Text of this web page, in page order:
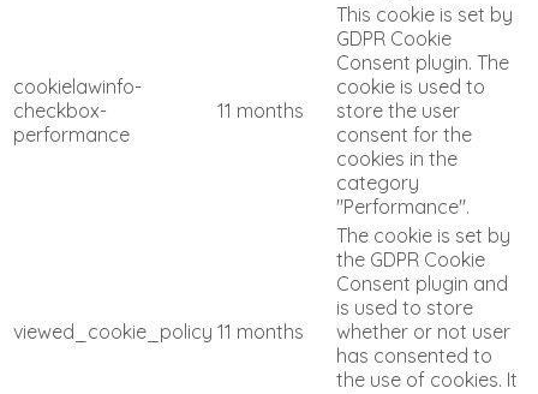
cookielawinfo-
checkbox-
performance
11 months
This cookie is set by
GDPR Cookie
Consent plugin. The
cookie is used to
store the user
consent for the
cookies in the
category
"Performance".
viewed_cookie_policy 11 months
The cookie is set by
the GDPR Cookie
Consent plugin and
is used to store
whether or not user
has consented to
the use of cookies. It